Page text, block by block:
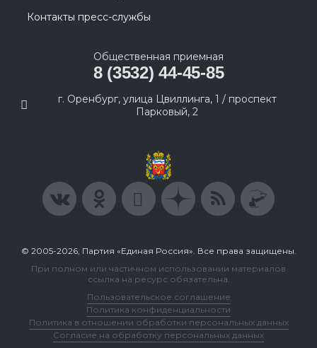
Контакты пресс-службы
Общественная приемная
8 (3532) 44-45-85
г. Оренбург, улица Цвиллинга, 1 / проспект
Парковый, 2
© 2005-2026, Партия «Единая Россия». Все права защищены.
При полном или частичном использовании материалов
ссылка на ресурс обязательна.
Пользовательское соглашение
Политика конфиденциальности
Политика в отношении обработки персональных данных
Согласие на обработку персональных данных